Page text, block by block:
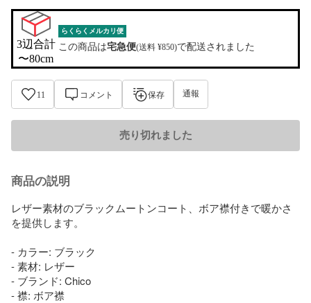
3辺合計
〜80cm
らくらくメルカリ便
この商品は宅急便(送料 ¥850)で配送されました
11 コメント 保存 通報
売り切れました
商品の説明
レザー素材のブラックムートンコート、ボア襟付きで暖かさ
を提供します。
- カラー: ブラック
- 素材: レザー
- ブランド: Chico
- 襟: ボア襟